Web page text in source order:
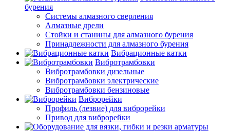
бурения
Системы алмазного сверления
Алмазные дрели
Стойки и станины для алмазного бурения
Принадлежности для алмазного бурения
Вибрационные катки
Вибротрамбовки
Вибротрамбовки дизельные
Вибротрамбовки электрические
Вибротрамбовки бензиновые
Виброрейки
Профиль (лезвие) для виброрейки
Привод для виброрейки